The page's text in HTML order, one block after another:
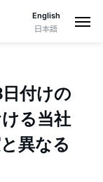
English
日本語
付けの
る当社
異なる